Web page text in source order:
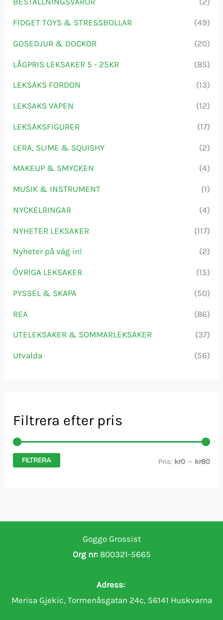
FIDGET TOYS & STRESSBOLLAR (49)
GOSEDJUR & DOCKOR (20)
LÅGPRIS LEKSAKER 5 - 25KR (85)
LEKSAKS FORDON (13)
LEKSAKS VAPEN (12)
LEKSAKSFIGURER (17)
LERA, SLIME & SQUISHY (2)
MAKEUP & SMYCKEN (4)
MUSIK & INSTRUMENT (1)
NYCKELRINGAR (4)
NYHETER LEKSAKER (117)
Nyheter på väg in! (2)
ÖVRIGA LEKSAKER (15)
PYSSEL & SKAPA (50)
REA (86)
UTELEKSAKER & SOMMARLEKSAKER (37)
Utvalda (56)
Filtrera efter pris
MM
FILTRERA Pris: kr0— kr80
Goggo Grossist
Org nr:800321-5665
Adress:
Merisa Gjekic, Tormenåsgatan 24c, 56141 Huskvarna